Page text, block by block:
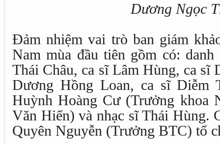
Dương Ngọc
Đảm nhiệm vai trò ban giám
Nam mùa đầu tiên gồm có:
Thái Châu, ca sĩ Lâm Hùng, ca sĩ
Dương Hồng Loan, ca sĩ Diễm
Huỳnh Hoàng Cư (Trưởng khoa
Văn Hiến) và nhạc sĩ Thái Hùng.
Quyên Nguyễn (Trưởng BTC) tổ